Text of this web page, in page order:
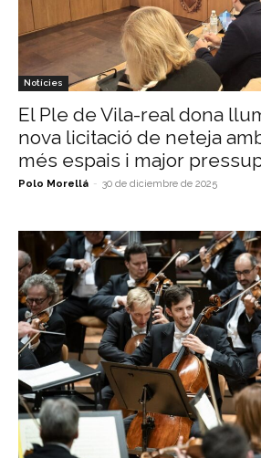
Notícies
El Ple de Vila-real dona
nova licitació de neteja
més espais i major
Polo Morellá - 30 de diciembre de 2025